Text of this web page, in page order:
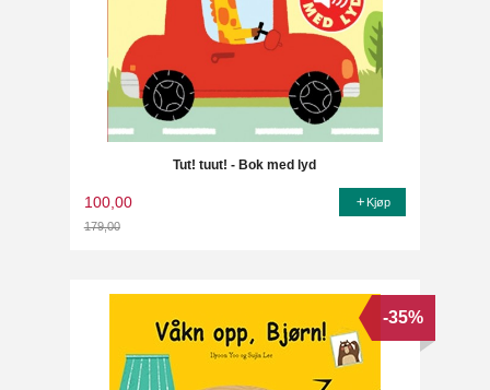
Tut! tuut! - Bok med lyd
100,00
179,00
Kjøp
-35%